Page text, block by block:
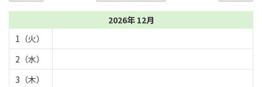
2026年 12月
1（火）
2（水）
3（木）